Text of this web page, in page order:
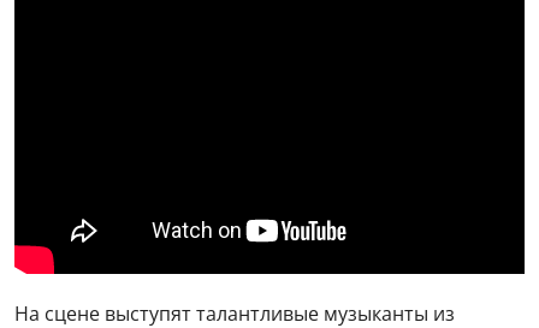
На сцене выступят талантливые музыканты из